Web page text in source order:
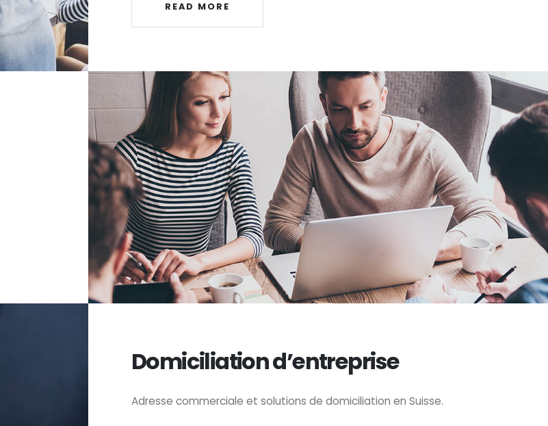
READ MORE
Domiciliation d’entreprise
Adresse commerciale et solutions de domiciliation en Suisse.